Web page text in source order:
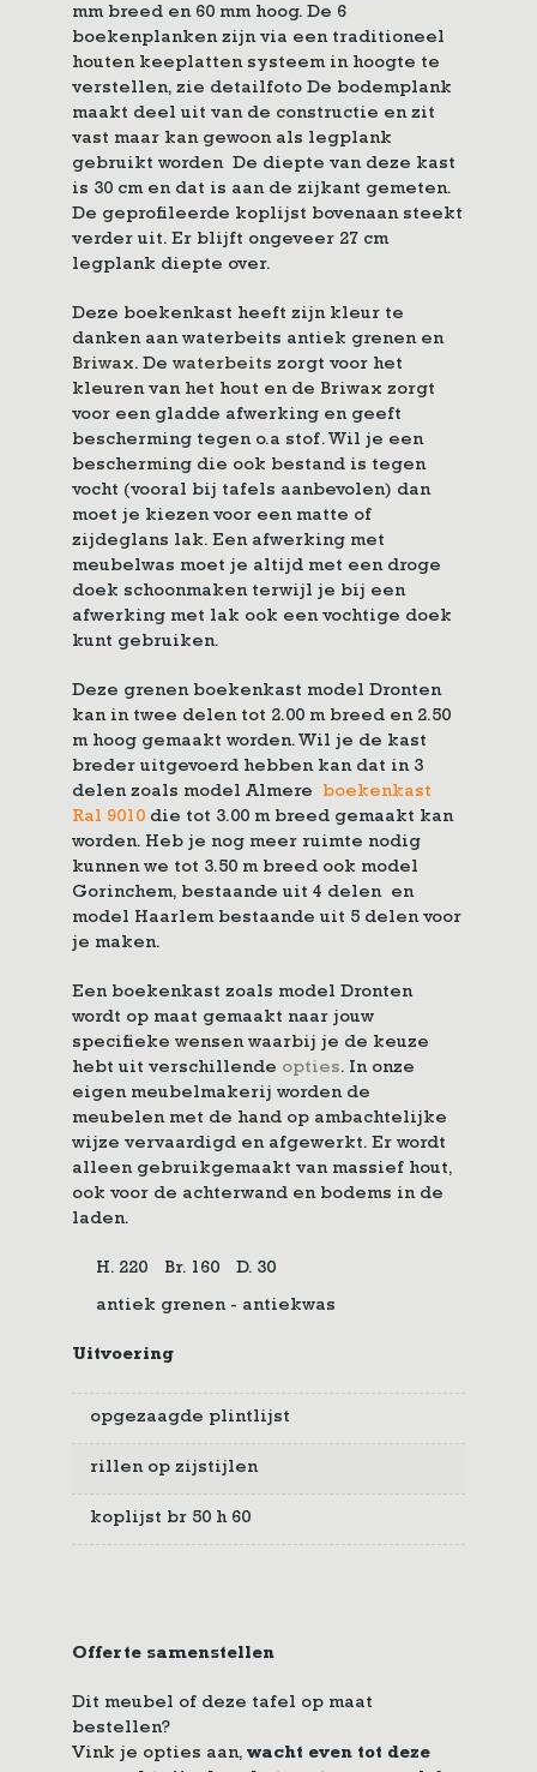
mm breed en 60 mm hoog. De 6
boekenplanken zijn via een traditioneel
houten keeplatten systeem in hoogte te
verstellen, zie detailfoto De bodemplank
maakt deel uit van de constructie en zit
vast maar kan gewoon als legplank
gebruikt worden De diepte van deze kast
is 30 cm en dat is aan de zijkant gemeten.
De geprofileerde koplijst bovenaan steekt
verder uit. Er blijft ongeveer 27 cm
legplank diepte over.
Deze boekenkast heeft zijn kleur te
danken aan waterbeits antiek grenen en
Briwax. De waterbeits zorgt voor het
kleuren van het hout en de Briwax zorgt
voor een gladde afwerking en geeft
bescherming tegen o.a stof. Wil je een
bescherming die ook bestand is tegen
vocht (vooral bij tafels aanbevolen) dan
moet je kiezen voor een matte of
zijdeglans lak. Een afwerking met
meubelwas moet je altijd met een droge
doek schoonmaken terwijl je bij een
afwerking met lak ook een vochtige doek
kunt gebruiken.
Deze grenen boekenkast model Dronten
kan in twee delen tot 2.00 m breed en 2.50
m hoog gemaakt worden. Wil je de kast
breder uitgevoerd hebben kan dat in 3
delen zoals model Almere
boekenkast
Ral 9010 die tot 3.00 m breed gemaakt kan
worden. Heb je nog meer ruimte nodig
kunnen we tot 3.50 m breed ook model
Gorinchem, bestaande uit 4 delen en
model Haarlem bestaande uit 5 delen voor
je maken.
Een boekenkast zoals model Dronten
wordt op maat gemaakt naar jouw
specifieke wensen waarbij je de keuze
hebt uit verschillende opties. In onze
eigen meubelmakerij worden de
meubelen met de hand op ambachtelijke
wijze vervaardigd en afgewerkt. Er wordt
alleen gebruikgemaakt van massief hout,
ook voor de achterwand en bodems in de
laden.
H. 220 Br. 160 D. 30
antiek grenen - antiekwas
Uitvoering
opgezaagde plintlijst
rillen op zijstijlen
koplijst br 50 h 60
Offerte samenstellen
Dit meubel of deze tafel op maat
bestellen?
Vink je opties aan, wacht even tot deze